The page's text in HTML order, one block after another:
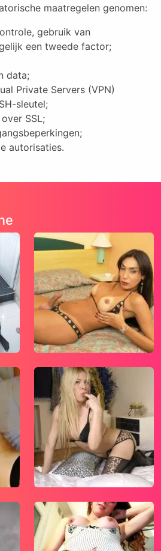
maatregelen genomen:
gebruik van
een tweede factor;
data;
Private Servers (VPN)
sleutel;
SSL;
autorisaties.